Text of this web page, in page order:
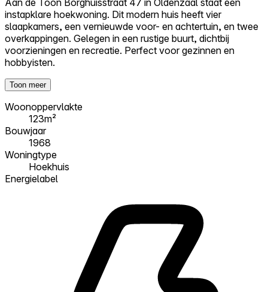
instapklare hoekwoning. Dit modern huis heeft vier
slaapkamers, een vernieuwde voor- en achtertuin, en twee
overkappingen. Gelegen in een rustige buurt, dichtbij
voorzieningen en recreatie. Perfect voor gezinnen en
hobbyisten.
Toon meer
Woonoppervlakte
123m²
Bouwjaar
1968
Woningtype
Hoekhuis
Energielabel